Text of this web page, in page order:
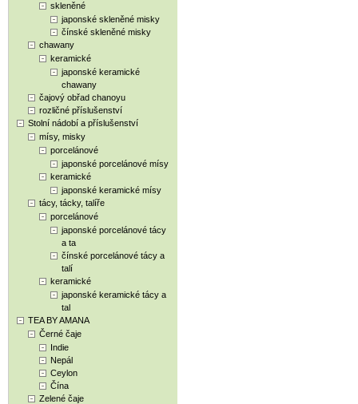
skleněné
japonské skleněné misky
čínské skleněné misky
chawany
keramické
japonské keramické
chawany
čajový obřad chanoyu
rozličné příslušenství
Stolní nádobí a příslušenství
mísy, misky
porcelánové
japonské porcelánové mísy
keramické
japonské keramické mísy
tácy, tácky, talíře
porcelánové
japonské porcelánové tácy
a ta
čínské porcelánové tácy a
talí
keramické
japonské keramické tácy a
tal
TEA BY AMANA
Černé čaje
Indie
Nepál
Ceylon
Čína
Zelené čaje